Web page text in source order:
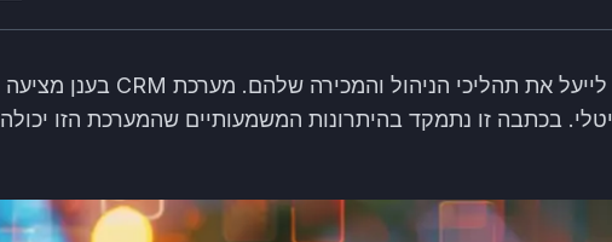
כיום יותר מתמיד, עסקים רבים מחפשים דרכים לייעל את תהליכי הניהול והמכירה שלהם. מערכת CRM בענן מציעה
בכתבה זו נתמקד בהיתרונות המשמעותיים שהמערכת הזו יכולה